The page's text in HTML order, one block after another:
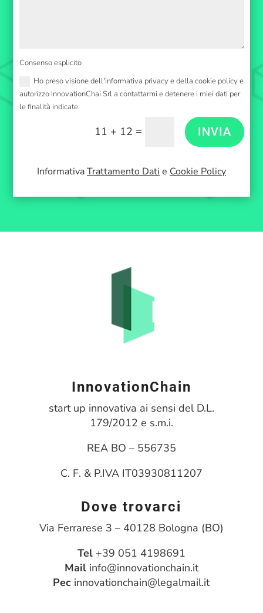
Consenso esplicito
Ho preso visione dell'informativa privacy e della cookie policy e
autorizzo InnovationChai Srl a contattarmi e detenere i miei dati per
le finalità indicate.
11 + 12 = INVIA
InformativaTrattamento Dati e Cookie Policy
InnovationChain
start up innovativa ai sensi del D.L.
179/2012 e s.m.i.
REA BO – 556735
C. F. & P.IVA IT03930811207
Dove trovarci
Via Ferrarese 3 – 40128 Bologna (BO)
Tel+39 051 4198691
Mailinfo@innovationchain.it
Pec innovationchain@legalmail.it